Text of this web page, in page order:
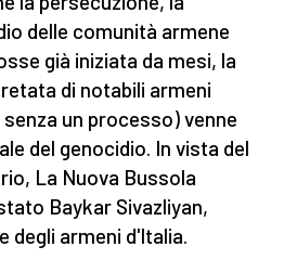
delle comunità armene
già iniziata da mesi, la
di notabili armeni
un processo) venne
del genocidio. In vista del
La Nuova Bussola
Baykar Sivazliyan,
degli armeni d'Italia.